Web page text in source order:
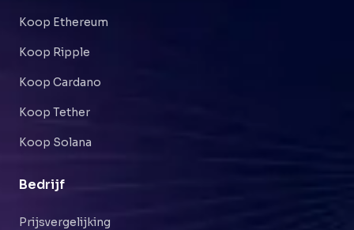
Koop Ethereum
Koop Ripple
Koop Cardano
Koop Tether
Koop Solana
Bedrijf
Prijsvergelijking